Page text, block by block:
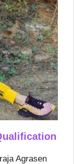
Agrasen